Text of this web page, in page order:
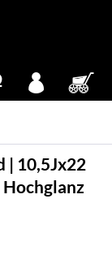
| 10,5Jx22
Hochglanz